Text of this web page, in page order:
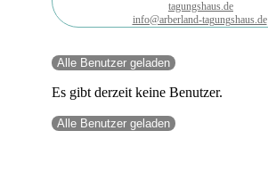
info@arberland-tagungshaus.de
Alle Benutzer geladen
Es gibt derzeit keine Benutzer.
Alle Benutzer geladen